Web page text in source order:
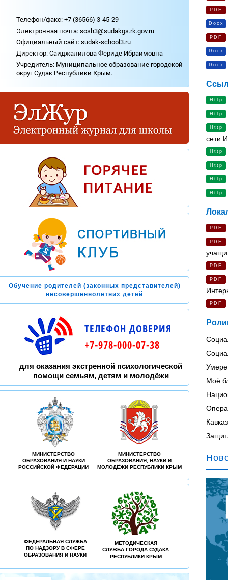
Медицинское обслуживание.
Социально-психологическая служба.
Аттестация учителей.
Профсоюзная организация.
Независимая оценка качества оказания
Телефон/факс: +7 (36566) 3-45-29
Электронная почта: sosh3@sudakgs.rk.gov.ru
Официальный сайт: sudak-school3.ru
Директор: Саиджалилова Фериде Ибраимовна
Учредитель: Муниципальное образование городской
округ Судак Республики Крым.
Обучение родителей (законных представителей)
несовершеннолетних детей
ТЕЛЕФОН ДОВЕРИЯ
+7-978-000-07-38
для оказания экстренной психологической
помощи семьям, детям и молодёжи
МИНИСТЕРСТВО
ОБРАЗОВАНИЯ И НАУКИ
РОССИЙСКОЙ ФЕДЕРАЦИИ
МИНИСТЕРСТВО
ОБРАЗОВАНИЯ, НАУКИ И
МОЛОДЁЖИ РЕСПУБЛИКИ КРЫМ
ФЕДЕРАЛЬНАЯ СЛУЖБА
ПО НАДЗОРУ В СФЕРЕ
ОБРАЗОВАНИЯ И НАУКИ
МЕТОДИЧЕСКАЯ
СЛУЖБА ГОРОДА СУДАКА
РЕСПУБЛИКИ КРЫМ
PDF
Docx
PDF
Docx
Docx
Http
Http
Http
сети
Http
Http
Http
Http
PDF
PDF
PDF
PDF
PDF
Моё